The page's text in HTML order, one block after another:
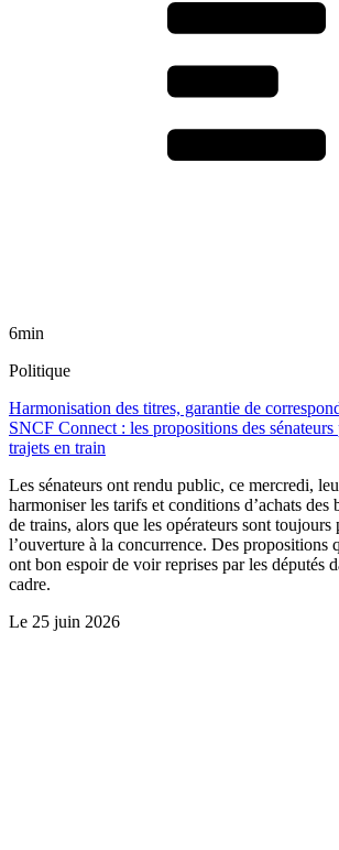
6min
Politique
Harmonisation des titres, garantie de
SNCF Connect : les propositions des
trajets en train
Les sénateurs ont rendu public, ce mercredi,
harmoniser les tarifs et conditions d’achats des
de trains, alors que les opérateurs sont
l’ouverture à la concurrence. Des propositions
ont bon espoir de voir reprises par les députés
cadre.
Le 25 juin 2026